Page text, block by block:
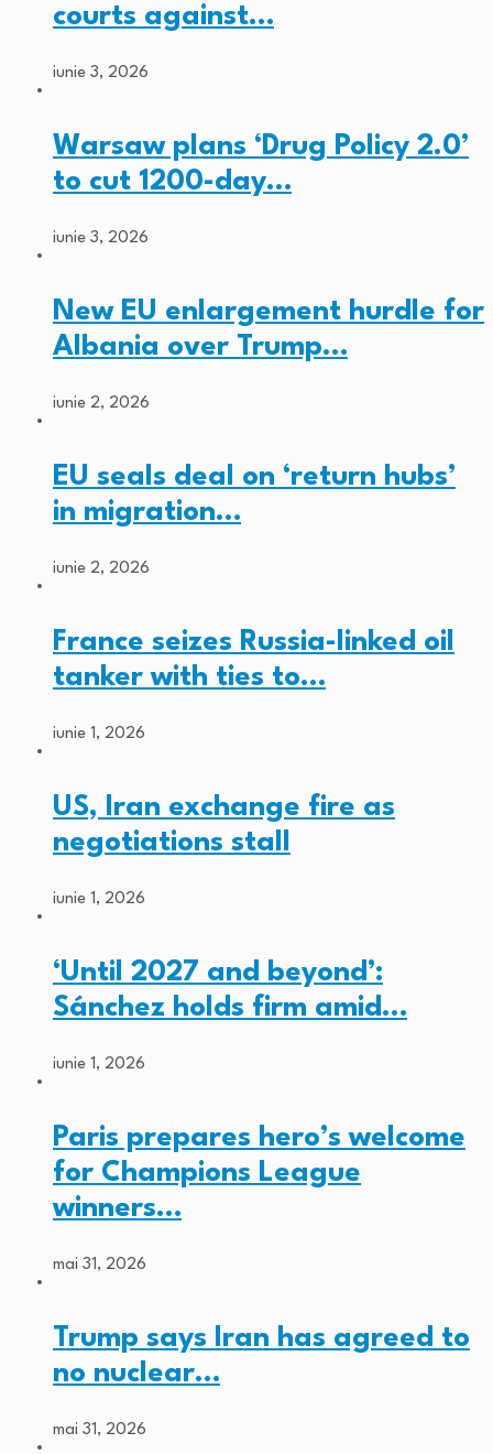
courts against…
iunie 3, 2026
Warsaw plans ‘Drug Policy 2.0’
to cut 1200-day…
iunie 3, 2026
New EU enlargement hurdle for
Albania over Trump…
iunie 2, 2026
EU seals deal on ‘return hubs’
in migration…
iunie 2, 2026
France seizes Russia-linked oil
tanker with ties to…
iunie 1, 2026
US, Iran exchange fire as
negotiations stall
iunie 1, 2026
‘Until 2027 and beyond’:
Sánchez holds firm amid…
iunie 1, 2026
Paris prepares hero’s welcome
for Champions League
winners…
mai 31, 2026
Trump says Iran has agreed to
no nuclear…
mai 31, 2026